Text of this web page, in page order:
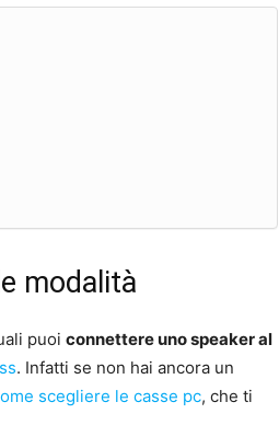
modalità
puoi connettere uno speaker al
. Infatti se non hai ancora un
scegliere le casse pc, che ti